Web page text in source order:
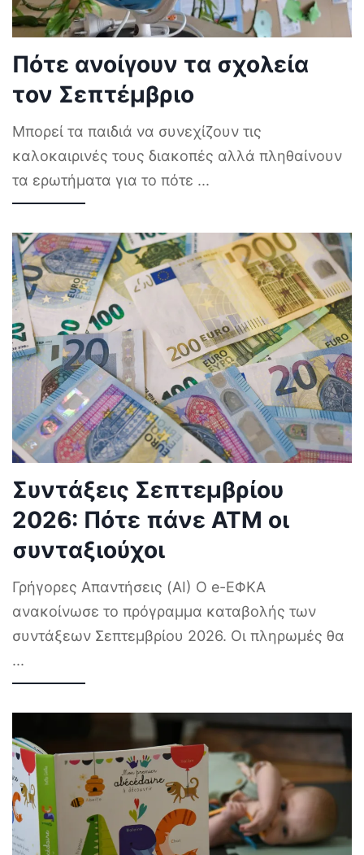
Πότε ανοίγουν τα σχολεία
τον Σεπτέμβριο
Μπορεί τα παιδιά να συνεχίζουν τις
καλοκαιρινές τους διακοπές αλλά πληθαίνουν
τα ερωτήματα για το πότε ...
Συντάξεις Σεπτεμβρίου
2026: Πότε πάνε ΑΤΜ οι
συνταξιούχοι
Γρήγορες Απαντήσεις (AI) Ο e-ΕΦΚΑ
ανακοίνωσε το πρόγραμμα καταβολής των
συντάξεων Σεπτεμβρίου 2026. Οι πληρωμές θα
...